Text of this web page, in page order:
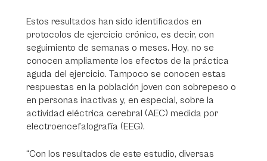
Estos resultados han sido identificados en
protocolos de ejercicio crónico, es decir, con
seguimiento de semanas o meses. Hoy, no se
conocen ampliamente los efectos de la práctica
aguda del ejercicio. Tampoco se conocen estas
respuestas en la población joven con sobrepeso o
en personas inactivas y, en especial, sobre la
actividad eléctrica cerebral (AEC) medida por
electroencefalografía (EEG).
“Con los resultados de este estudio, diversas